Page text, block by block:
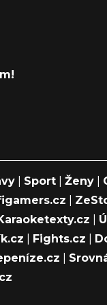
Sport Ženy
Fights.cz